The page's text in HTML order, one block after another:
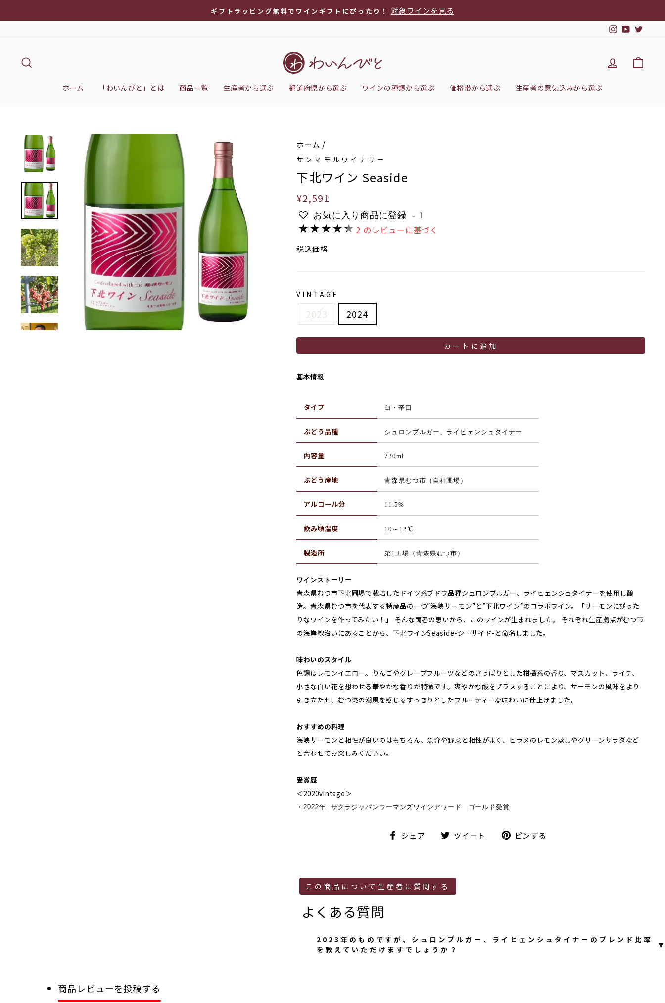
へ
ス
ド
ョ
ギフトラッピング無料でワインギフトにぴったり！
対象ワインを見る
Instagram
YouTube
DEL'IMMO
ホーム 「わいんびと」とは 商品一覧 生産者から選ぶ 都道府県から選ぶ ワインの種類から選ぶ 価格帯から選ぶ 生産者の意気込みから選ぶ
ホーム /
サンマモルワイナリー
下北ワイン Seaside
通
常
価
格
¥2,591
お気に入り商品に登録 - 1
2 のレビューに基づく
税込価格
VINTAGE
2023 2024
カートに追加
基本情報
タイプ 白・辛口
ぶどう品種 シュロンブルガー、ライヒェンシュタイナー
内容量 720ml
ぶどう産地 青森県むつ市（自社圃場）
アルコール分 11.5%
飲み頃温度 10～12℃
製造所 第1工場（青森県むつ市）
ワインストーリー
青森県むつ市下北圃場で栽培したドイツ系ブドウ品種シュロンブルガー、ライヒェンシュタイナーを使用し醸
造。青森県むつ市を代表する特産品の一つ”海峡サーモン”と”下北ワイン”のコラボワイン。「サーモンにぴった
りなワインを作ってみたい！」 そんな両者の思いから、このワインが生まれました。 それぞれ生産拠点がむつ市
の海岸線沿いにあることから、下北ワインSeaside-シーサイド-と命名しました。
味わいのスタイル
色調はレモンイエロー。りんごやグレープフルーツなどのさっぱりとした柑橘系の香り、マスカット、ライチ、
小さな白い花を想わせる華やかな香りが特徴です。爽やかな酸をプラスすることにより、サーモンの風味をより
引き立たせ、むつ湾の潮風を感じるすっきりとしたフルーティーな味わいに仕上げました。
おすすめの料理
海峡サーモンと相性が良いのはもちろん、魚介や野菜と相性がよく、ヒラメのレモン蒸しやグリーンサラダなど
と合わせてお楽しみください。
受賞歴
＜2020vintage＞
・2022年 サクラジャパンウーマンズワインアワード ゴールド受賞
シェア
シ
ツイート
ツ
ピンする
この商品について生産者に質問する
よくある質問
2023年のものですが、シュロンブルガー、ライヒェンシュタイナーのブレンド比率
を教えていただけますでしょうか？
▾
商品レビューを投稿する